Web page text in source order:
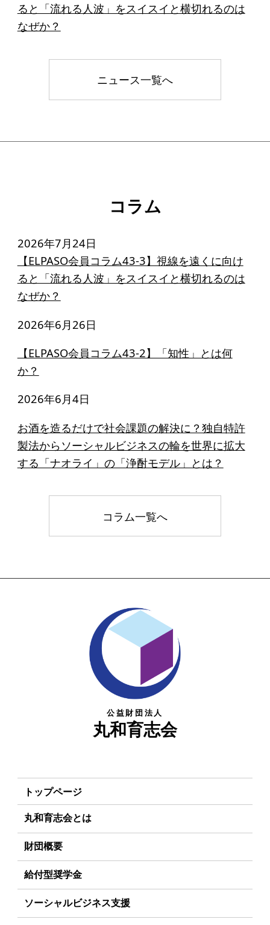
ると「流れる人波」をスイスイと横切れるのは
なぜか？
ニュース一覧へ
コラム
2026年7月24日
【ELPASO会員コラム43-3】視線を遠くに向け
ると「流れる人波」をスイスイと横切れるのは
なぜか？
2026年6月26日
【ELPASO会員コラム43-2】「知性」とは何
か？
2026年6月4日
お酒を造るだけで社会課題の解決に？独自特許
製法からソーシャルビジネスの輪を世界に拡大
する「ナオライ」の「浄酎モデル」とは？
コラム一覧へ
公益財団法人
丸和育志会
トップページ
丸和育志会とは
理事長あいさつ
丸和育志会の目指す未来
学生のみなさんへ
財団概要
理念
組織
給付型奨学金
事業方針
ソーシャルビジネス支援